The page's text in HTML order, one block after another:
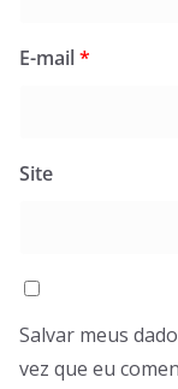
E-mail*
Site
Salvar meus
vez que eu